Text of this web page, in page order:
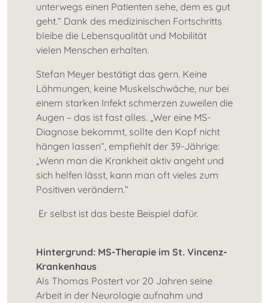
unterwegs einen Patienten sehe, dem es gut
geht.“ Dank des medizinischen Fortschritts
bleibe die Lebensqualität und Mobilität
vielen Menschen erhalten.
Stefan Meyer bestätigt das gern. Keine
Lähmungen, keine Muskelschwäche, nur bei
einem starken Infekt schmerzen zuweilen die
Augen – das ist fast alles. „Wer eine MS-
Diagnose bekommt, sollte den Kopf nicht
hängen lassen“, empfiehlt der 39-Jährige:
„Wenn man die Krankheit aktiv angeht und
sich helfen lässt, kann man oft vieles zum
Positiven verändern.“
Er selbst ist das beste Beispiel dafür.
Hintergrund: MS-Therapie im St. Vincenz-
Krankenhaus
Als Thomas Postert vor 20 Jahren seine
Arbeit in der Neurologie aufnahm und